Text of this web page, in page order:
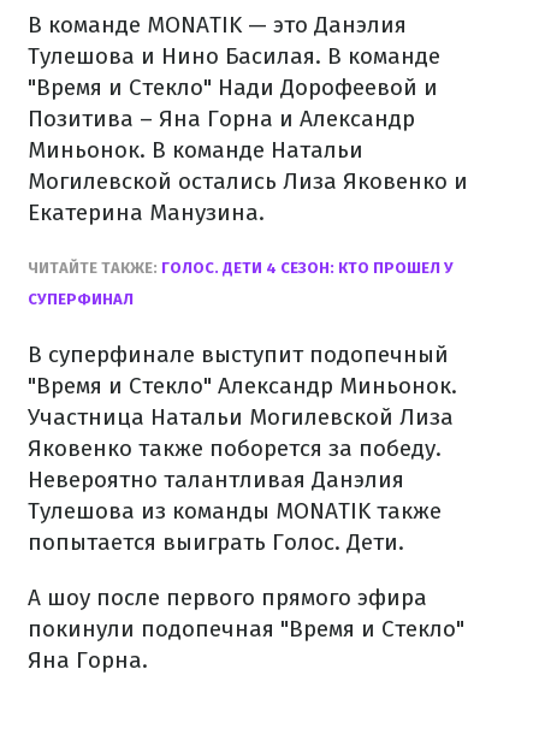
В команде MONATIK — это Данэлия
Тулешова и Нино Басилая. В команде
"Время и Стекло" Нади Дорофеевой и
Позитива – Яна Горна и Александр
Миньонок. В команде Натальи
Могилевской остались Лиза Яковенко и
Екатерина Манузина.
ЧИТАЙТЕ ТАКЖЕ: ГОЛОС. ДЕТИ 4 СЕЗОН: КТО ПРОШЕЛ У
СУПЕРФИНАЛ
В суперфинале выступит подопечный
"Время и Стекло" Александр Миньонок.
Участница Натальи Могилевской Лиза
Яковенко также поборется за победу.
Невероятно талантливая Данэлия
Тулешова из команды MONATIK также
попытается выиграть Голос. Дети.
А шоу после первого прямого эфира
покинули подопечная "Время и Стекло"
Яна Горна.